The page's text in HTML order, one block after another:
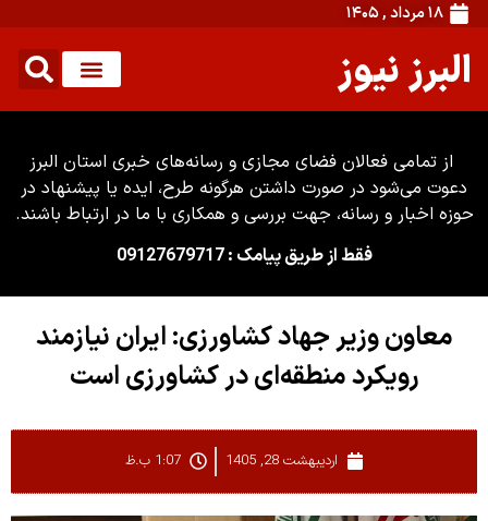
۱۸ مرداد , ۱۴۰۵
البرز نیوز
از تمامی فعالان فضای مجازی و رسانه‌های خبری استان البرز
دعوت می‌شود در صورت داشتن هرگونه طرح، ایده یا پیشنهاد در
حوزه اخبار و رسانه، جهت بررسی و همکاری با ما در ارتباط باشند.
فقط از طریق پیامک : 09127679717
معاون وزیر جهاد کشاورزی: ایران نیازمند
رویکرد منطقه‌ای در کشاورزی است
اردیبهشت 28, 1405 1:07 ب.ظ